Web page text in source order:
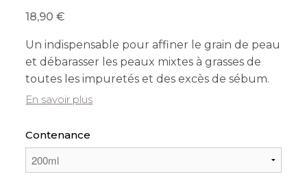
18,90
Un indispensable pour affiner le grain de peau
et débarasser les peaux mixtes à grasses de
toutes les impuretés et des excès de sébum.
En savoir plus
Contenance